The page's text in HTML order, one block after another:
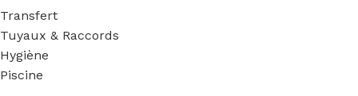
Transfert
Tuyaux & Raccords
Hygiène
Piscine